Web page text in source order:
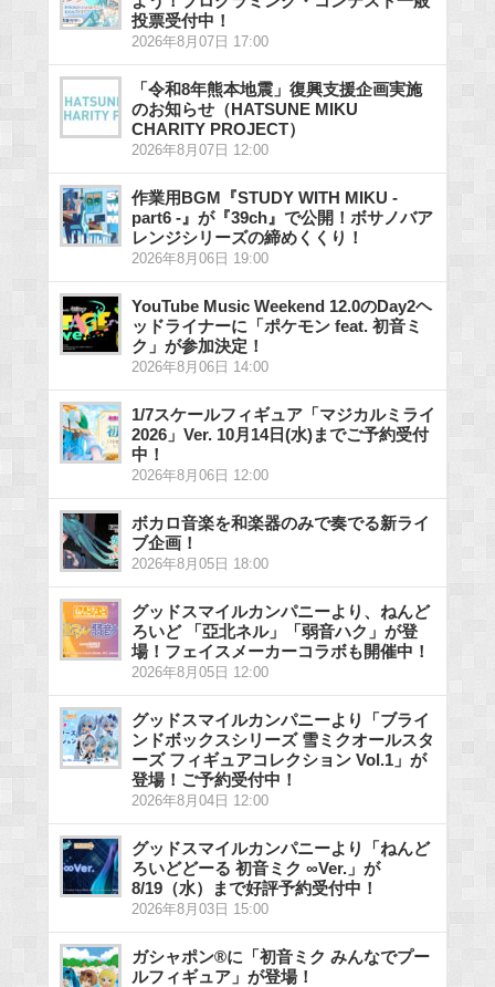
投票受付中！
2026年8月07日 17:00
「令和8年熊本地震」復興支援企画実施
のお知らせ（HATSUNE MIKU
CHARITY PROJECT）
2026年8月07日 12:00
作業用BGM『STUDY WITH MIKU -
part6 -』が『39ch』で公開！ボサノバア
レンジシリーズの締めくくり！
2026年8月06日 19:00
YouTube Music Weekend 12.0のDay2ヘ
ッドライナーに「ポケモン feat. 初音ミ
ク」が参加決定！
2026年8月06日 14:00
1/7スケールフィギュア「マジカルミライ
2026」Ver. 10月14日(水)までご予約受付
中！
2026年8月06日 12:00
ボカロ音楽を和楽器のみで奏でる新ライ
ブ企画！
2026年8月05日 18:00
グッドスマイルカンパニーより、ねんど
ろいど 「亞北ネル」「弱音ハク」が登
場！フェイスメーカーコラボも開催中！
2026年8月05日 12:00
グッドスマイルカンパニーより「ブライ
ンドボックスシリーズ 雪ミクオールスタ
ーズ フィギュアコレクション Vol.1」が
登場！ご予約受付中！
2026年8月04日 12:00
グッドスマイルカンパニーより「ねんど
ろいどどーる 初音ミク ∞Ver.」が
8/19（水）まで好評予約受付中！
2026年8月03日 15:00
ガシャポン®に「初音ミク みんなでプー
ルフィギュア」が登場！